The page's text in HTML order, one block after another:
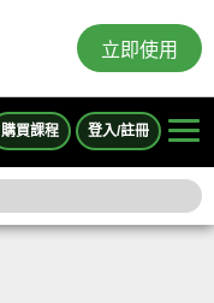
立即使用
購買課程 登入/註冊